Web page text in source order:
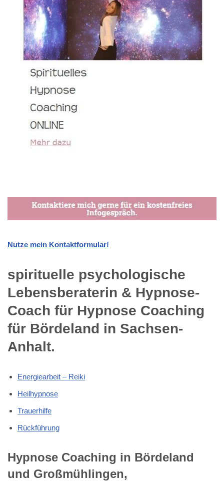
Nutze mein Kontaktformular!
spirituelle psychologische
Lebensberaterin & Hypnose-
Coach für Hypnose Coaching
für Bördeland in Sachsen-
Anhalt.
Energiearbeit – Reiki
Heilhypnose
Trauerhilfe
Rückführung
Hypnose Coaching in Bördeland
und Großmühlingen,